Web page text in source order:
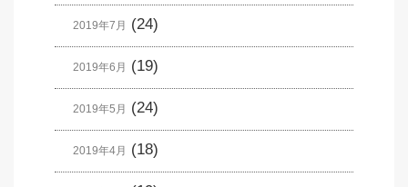
2019年7月 (24)
2019年6月 (19)
2019年5月 (24)
2019年4月 (18)